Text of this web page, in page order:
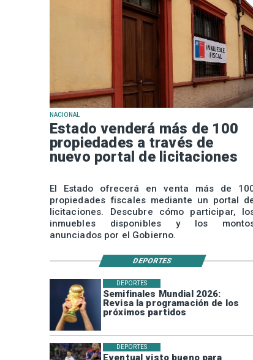
Semifinales Mundial 2026:
Revisa la programación de los
próximos partidos
DEPORTES
Eventual visto bueno para
DEPORTES
NACIONAL
Estado venderá más de 100
propiedades a través de
nuevo portal de licitaciones
El Estado ofrecerá en venta más de
propiedades fiscales mediante un portal
licitaciones. Descubre cómo participar,
inmuebles disponibles y los
anunciados por el Gobierno.
DEPORTES